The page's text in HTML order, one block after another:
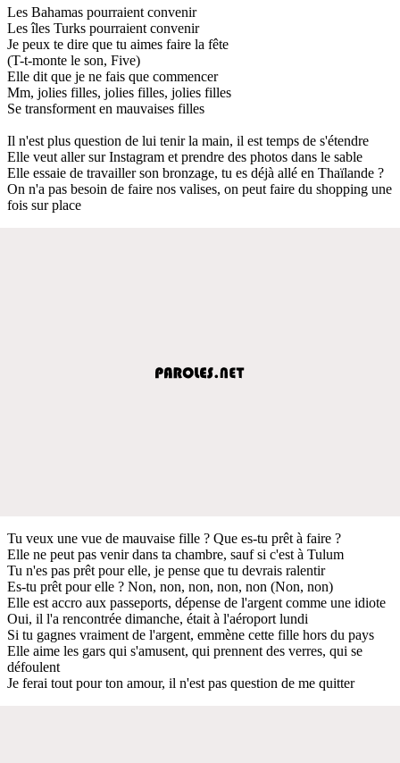
Les Bahamas pourraient convenir
Les îles Turks pourraient convenir
Je peux te dire que tu aimes faire la fête
(T-t-monte le son, Five)
Elle dit que je ne fais que commencer
Mm, jolies filles, jolies filles, jolies filles
Se transforment en mauvaises filles
Il n'est plus question de lui tenir la main, il est temps de s'étendre
Elle veut aller sur Instagram et prendre des photos dans le sable
Elle essaie de travailler son bronzage, tu es déjà allé en Thaïlande ?
On n'a pas besoin de faire nos valises, on peut faire du shopping une
fois sur place
Tu veux une vue de mauvaise fille ? Que es-tu prêt à faire ?
Elle ne peut pas venir dans ta chambre, sauf si c'est à Tulum
Tu n'es pas prêt pour elle, je pense que tu devrais ralentir
Es-tu prêt pour elle ? Non, non, non, non, non (Non, non)
Elle est accro aux passeports, dépense de l'argent comme une idiote
Oui, il l'a rencontrée dimanche, était à l'aéroport lundi
Si tu gagnes vraiment de l'argent, emmène cette fille hors du pays
Elle aime les gars qui s'amusent, qui prennent des verres, qui se
défoulent
Je ferai tout pour ton amour, il n'est pas question de me quitter